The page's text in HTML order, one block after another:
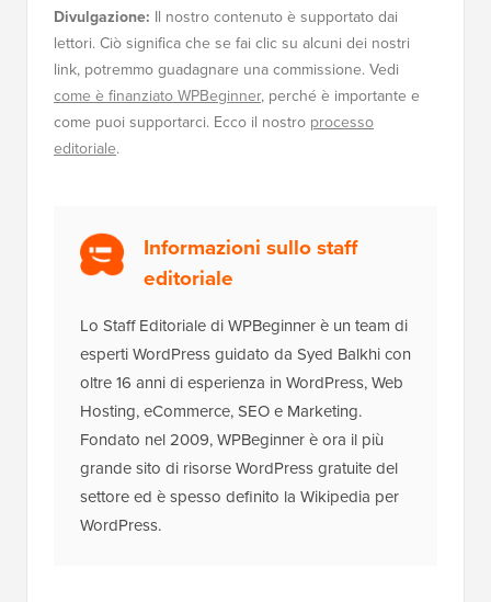
Divulgazione: Il nostro contenuto è supportato dai
lettori. Ciò significa che se fai clic su alcuni dei nostri
link, potremmo guadagnare una commissione. Vedi
come è finanziato WPBeginner, perché è importante e
come puoi supportarci. Ecco il nostro processo
editoriale.
Informazioni sullo staff
editoriale
Lo Staff Editoriale di WPBeginner è un team di
esperti WordPress guidato da Syed Balkhi con
oltre 16 anni di esperienza in WordPress, Web
Hosting, eCommerce, SEO e Marketing.
Fondato nel 2009, WPBeginner è ora il più
grande sito di risorse WordPress gratuite del
settore ed è spesso definito la Wikipedia per
WordPress.